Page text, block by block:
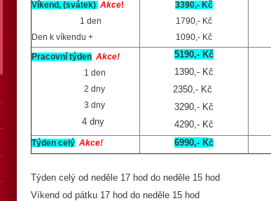
Víkend, (svátek) Akce!
1 den
Den k víkendu +
3390,- Kč
1790,- Kč
1090,- Kč
Pracovní týden Akce!
1 den
2 dny
3 dny
4 dny
5190,- Kč
1390,- Kč
2350,- Kč
3290,- Kč
4290,- Kč
Týden celý Akce! 6990,- Kč
Týden celý od neděle 17 hod do neděle 15 hod
Víkend od pátku 17 hod do neděle 15 hod